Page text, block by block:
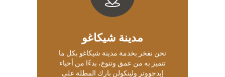
مدينة شيكاغو
نحن نفخر بخدمة مدينة شيكاغو بكل ما
تتميز به من عمق وتنوع، بدءًا من أحياء
إيدجووتر ولينكولن بارك المطلة على